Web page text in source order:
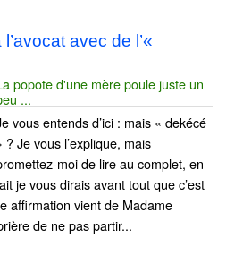
avec de l’«
popote d'une mère poule juste un
...
vous entends d’ici : mais « dekécé
? Je vous l’explique, mais
moi de lire au complet, en
je vous dirais avant tout que c’est
affirmation vient de Madame
de ne pas partir...